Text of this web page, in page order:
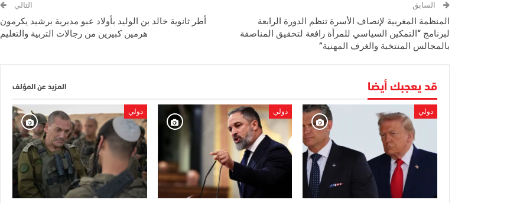
السابق
المنظمة المغربية لإنصاف الأسرة تنظم الدورة الرابعة
لبرنامج “التمكين السياسي للمرأة رافعة لتحقيق المناصفة
بالمجالس المنتخبة والغرف المهنية”
التالي
أطر ثانوية خالد بن الوليد بأولاد عبو مديرية برشيد يكرمون
هرمين كبيرين من رجالات التربية والتعليم
قد يعجبك أيضا المزيد عن المؤلف
دولي دولي دولي